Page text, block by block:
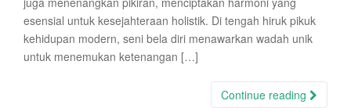
esensial untuk kesejahteraan holistik. Di tengah hiruk pikuk
kehidupan modern, seni bela diri menawarkan wadah unik
untuk menemukan ketenangan […]
Continue reading